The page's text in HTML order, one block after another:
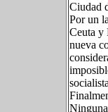
Ciudad
Por un
Ceuta y
nueva